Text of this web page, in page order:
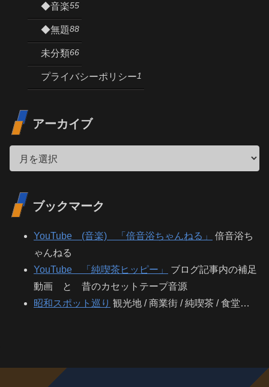
◆音楽55
◆無題88
未分類66
プライバシーポリシー1
アーカイブ
ブックマーク
YouTube (音楽) 「倍音浴ちゃんねる」
倍音浴ち
ゃんねる
YouTube 「純喫茶ヒッピー」
ブログ記事内の補足
動画 と 昔のカセットテープ音源
昭和スポット巡り 観光地 / 商業街 / 純喫茶 / 食堂…